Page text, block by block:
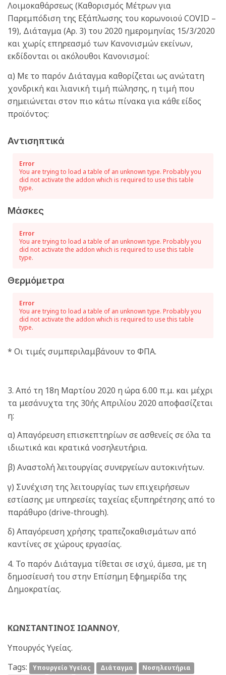
Λοιμοκαθάρσεως (Καθορισμός Μέτρων για
Παρεμπόδιση της Εξάπλωσης του κορωνοιού COVID –
19), Διάταγμα (Αρ. 3) του 2020 ημερομηνίας 15/3/2020
και χωρίς επηρεασμό των Κανονισμών εκείνων,
εκδίδονται οι ακόλουθοι Κανονισμοί:
α) Με το παρόν Διάταγμα καθορίζεται ως ανώτατη
χονδρική και λιανική τιμή πώλησης, η τιμή που
σημειώνεται στον πιο κάτω πίνακα για κάθε είδος
προϊόντος:
Αντισηπτικά
Error
You are trying to load a table of an unknown type. Probably you
did not activate the addon which is required to use this table
type.
Μάσκες
Error
You are trying to load a table of an unknown type. Probably you
did not activate the addon which is required to use this table
type.
Θερμόμετρα
Error
You are trying to load a table of an unknown type. Probably you
did not activate the addon which is required to use this table
type.
* Οι τιμές συμπεριλαμβάνουν το ΦΠΑ.
3. Από τη 18η Μαρτίου 2020 η ώρα 6.00 π.μ. και μέχρι
τα μεσάνυχτα της 30ής Απριλίου 2020 αποφασίζεται
η:
α) Απαγόρευση επισκεπτηρίων σε ασθενείς σε όλα τα
ιδιωτικά και κρατικά νοσηλευτήρια.
β) Αναστολή λειτουργίας συνεργείων αυτοκινήτων.
γ) Συνέχιση της λειτουργίας των επιχειρήσεων
εστίασης με υπηρεσίες ταχείας εξυπηρέτησης από το
παράθυρο (drive-through).
δ) Απαγόρευση χρήσης τραπεζοκαθισμάτων από
καντίνες σε χώρους εργασίας.
4. Το παρόν Διάταγμα τίθεται σε ισχύ, άμεσα, με τη
δημοσίευσή του στην Επίσημη Εφημερίδα της
Δημοκρατίας.
ΚΩΝΣΤΑΝΤΙΝΟΣ ΙΩΑΝΝΟΥ,
Υπουργός Υγείας.
Tags:
Yπουργείο Υγείας Διάταγμα
Νοσηλευτήρια